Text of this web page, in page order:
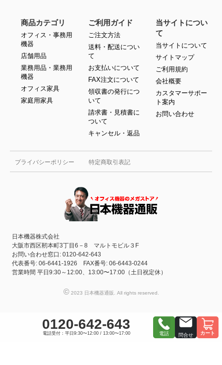
0120-642-643
電話受付：平日9:30〜12:00 / 13:00〜17:00 電話 問合せ カート
プライバシーポリシー 特定商取引表記
日本機器株式会社
大阪市西区靭本町3丁目6－8 マルトモビル３F
お問い合わせ窓口: 0120-642-643
代表番号: 06-6441-1926 FAX番号: 06-6443-0244
営業時間 平日9:30～12:00、13:00〜17:00（土日祝定休）
商品カテゴリ
オフィス・事務用
機器
店舗用品
業務用品・業務用
機器
オフィス家具
家庭用家具
ご利用ガイド
ご注文方法
送料・配送につい
て
お支払いについて
FAX注文について
領収書の発行につ
いて
請求書・見積書に
ついて
キャンセル・返品
当サイトについ
て
当サイトについて
サイトマップ
ご利用規約
会社概要
カスタマーサポー
ト案内
お問い合わせ
©2023 日本機器通販. All rights reserved.